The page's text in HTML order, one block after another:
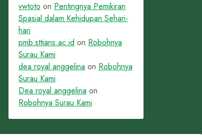
vwtoto on Pentingnya Pemikiran
Spasial dalam Kehidupan Sehari-
hari
pmb.sttians.ac.id on Robohnya
Surau Kami
dea royal anggelina on Robohnya
Surau Kami
Dea royal anggelina on
Robohnya Surau Kami